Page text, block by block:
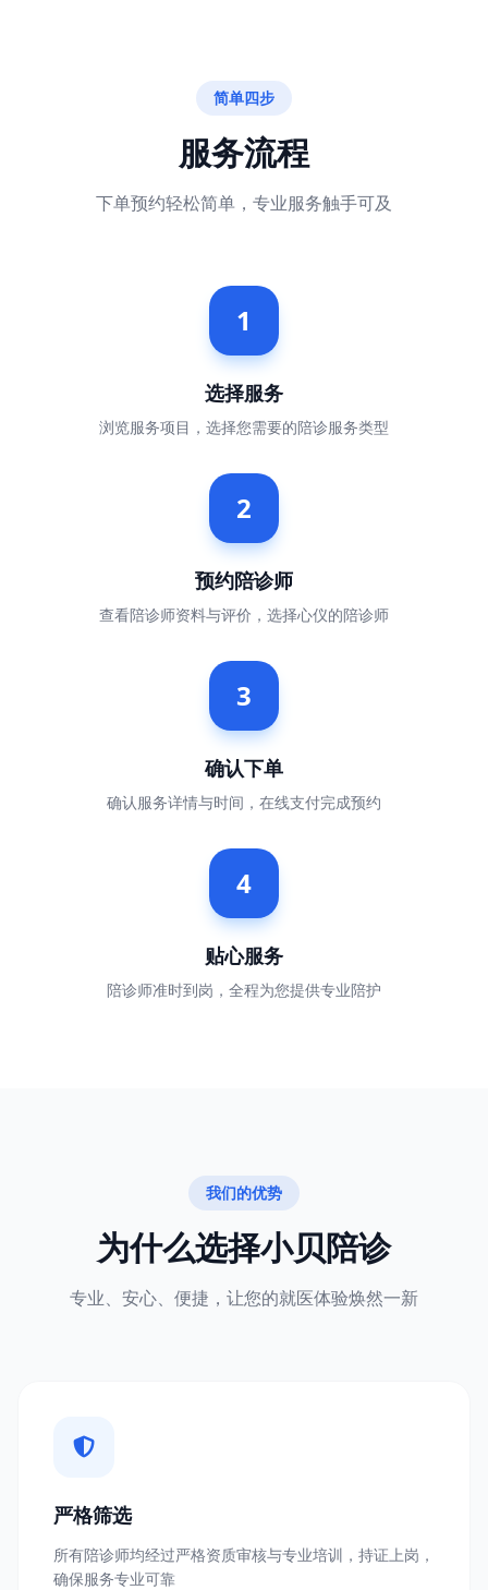
简单四步
服务流程
下单预约轻松简单，专业服务触手可及
1
选择服务
浏览服务项目，选择您需要的陪诊服务类型
2
预约陪诊师
查看陪诊师资料与评价，选择心仪的陪诊师
3
确认下单
确认服务详情与时间，在线支付完成预约
4
贴心服务
陪诊师准时到岗，全程为您提供专业陪护
我们的优势
为什么选择小贝陪诊
专业、安心、便捷，让您的就医体验焕然一新
严格筛选
所有陪诊师均经过严格资质审核与专业培训，持证上岗，
确保服务专业可靠